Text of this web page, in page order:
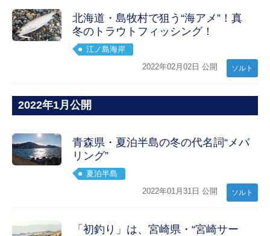
北海道・島牧村で狙う“海アメ”！真
冬のトラウトフィッシング！
江ノ島海岸
ソルト
2022年02月02日 公開
2022年1月公開
青森県・夏泊半島の冬の代名詞“メバ
リング”
夏泊半島
ソルト
2022年01月31日 公開
「初釣り」は、宮崎県・“宮崎サー